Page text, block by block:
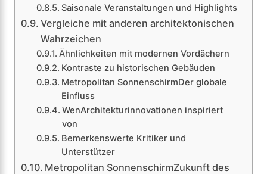
Saisonale Veranstaltungen und Highlights
Vergleiche mit anderen architektonischen
Wahrzeichen
Ähnlichkeiten mit modernen Vordächern
Kontraste zu historischen Gebäuden
Metropolitan SonnenschirmDer globale
Einfluss
WenArchitekturinnovationen inspiriert
von
Bemerkenswerte Kritiker und
Unterstützer
Metropolitan SonnenschirmZukunft des